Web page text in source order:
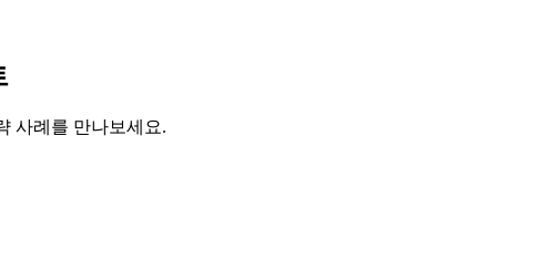
사례를 만나보세요.